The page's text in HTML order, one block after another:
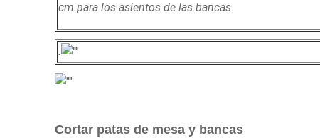
cm para los asientos de las bancas
.
Cortar patas de mesa y bancas